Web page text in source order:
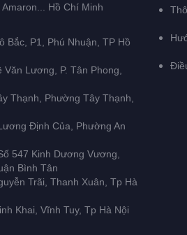
Hồ Chí Minh
Bắc, P1, Phú Nhuận, TP Hồ
Văn Lương, P. Tân Phong,
Thạnh, Phường Tây Thạnh,
Định Của, Phường An
547 Kinh Dương Vương,
Bình Tân
Trãi, Thanh Xuân, Tp Hà
Khai, Vĩnh Tuy, Tp Hà Nội